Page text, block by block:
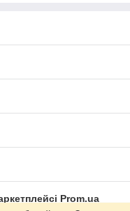
Prom.ua